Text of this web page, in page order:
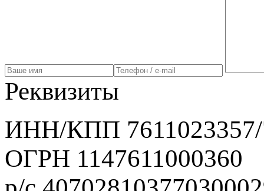
Реквизиты
ИНН/КПП 7611023357/
ОГРН 1147611000360